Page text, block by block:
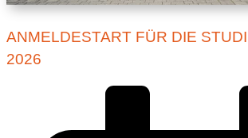
ANMELDESTART FÜR DIE
2026